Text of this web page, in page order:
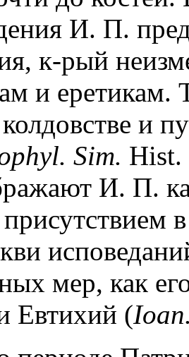
И. П.
к-рый
и
и
Sim.
И. П.
мер, как
Евтихий (